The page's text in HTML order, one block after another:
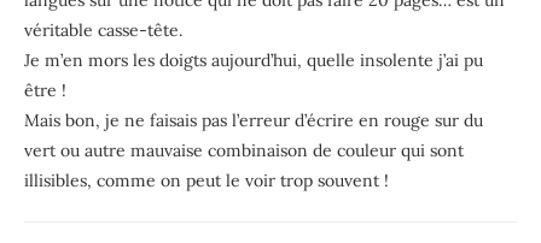
véritable casse-tête.
Je m’en mors les doigts aujourd’hui, quelle insolente j’ai pu
être !
Mais bon, je ne faisais pas l’erreur d’écrire en rouge sur du
vert ou autre mauvaise combinaison de couleur qui sont
illisibles, comme on peut le voir trop souvent !